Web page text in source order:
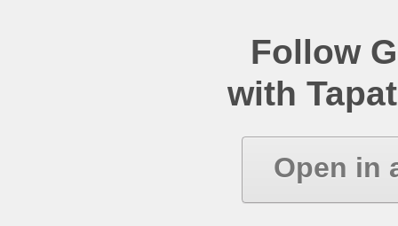
Follow
with
Open in